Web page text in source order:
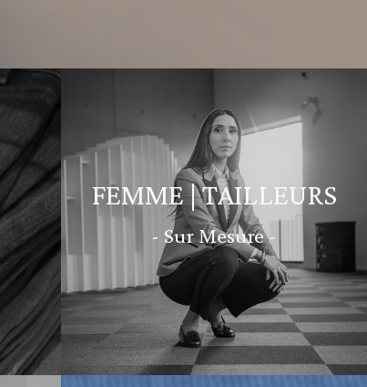
FEMME | TAILLEURS
- Sur Mesure -